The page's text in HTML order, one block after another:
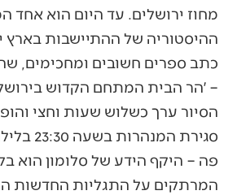
מחוז ירושלים. עד היום הוא אחד
ההיסטוריה של ההתיישבות בארץ
כתב ספרים חשובים ומחכימים,
– ׳הר הבית המתחם הקדוש
הסיור ערך כשלוש שעות וחצי
סגירת
פה – היקף הידע של סלומון הוא
המרתקים על התגליות החדשות